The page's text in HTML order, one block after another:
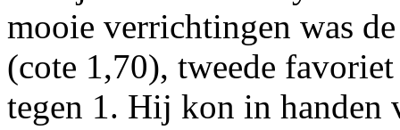
mooie verrichtingen was
(cote 1,70), tweede
tegen 1. Hij kon in handen